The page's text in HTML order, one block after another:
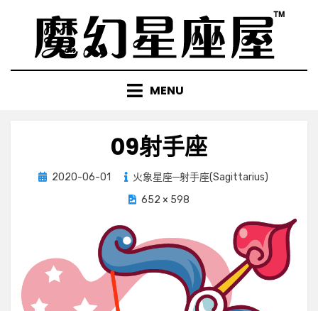
content
MENU
09射手座
Posted
2020-06-01
火象星座─射手座(Sagittarius)
652 × 598